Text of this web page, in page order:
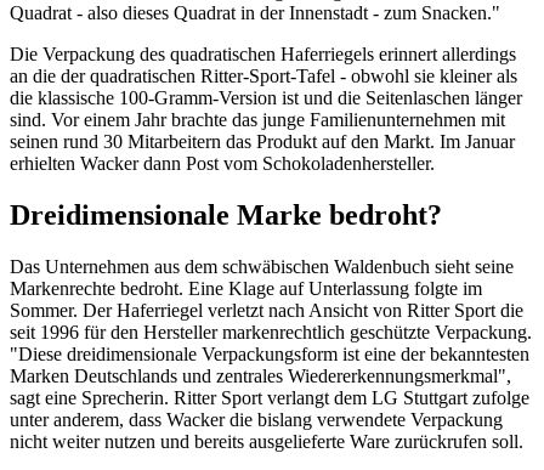
Quadrat - also dieses Quadrat in der Innenstadt - zum Snacken."
Die Verpackung des quadratischen Haferriegels erinnert allerdings
an die der quadratischen Ritter-Sport-Tafel - obwohl sie kleiner als
die klassische 100-Gramm-Version ist und die Seitenlaschen länger
sind. Vor einem Jahr brachte das junge Familienunternehmen mit
seinen rund 30 Mitarbeitern das Produkt auf den Markt. Im Januar
erhielten Wacker dann Post vom Schokoladenhersteller.
Dreidimensionale Marke bedroht?
Das Unternehmen aus dem schwäbischen Waldenbuch sieht seine
Markenrechte bedroht. Eine Klage auf Unterlassung folgte im
Sommer. Der Haferriegel verletzt nach Ansicht von Ritter Sport die
seit 1996 für den Hersteller markenrechtlich geschützte Verpackung.
"Diese dreidimensionale Verpackungsform ist eine der bekanntesten
Marken Deutschlands und zentrales Wiedererkennungsmerkmal",
sagt eine Sprecherin. Ritter Sport verlangt dem LG Stuttgart zufolge
unter anderem, dass Wacker die bislang verwendete Verpackung
nicht weiter nutzen und bereits ausgelieferte Ware zurückrufen soll.